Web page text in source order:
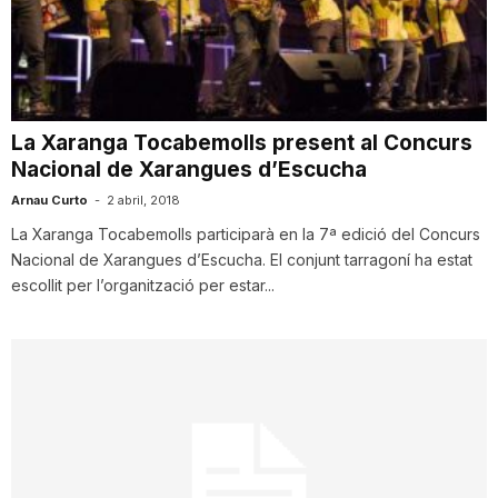
n
a
La Xaranga Tocabemolls present al Concurs
Nacional de Xarangues d’Escucha
Arnau Curto - 2 abril, 2018
La Xaranga Tocabemolls participarà en la 7ª edició del Concurs
Nacional de Xarangues d’Escucha. El conjunt tarragoní ha estat
escollit per l’organització per estar...